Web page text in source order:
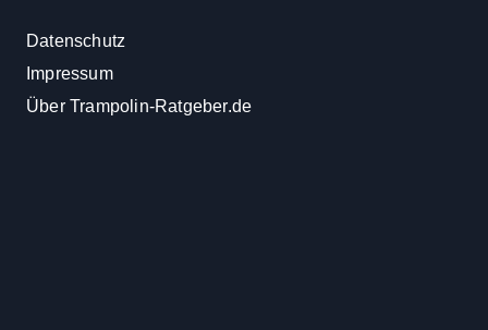
Datenschutz
Impressum
Über Trampolin-Ratgeber.de